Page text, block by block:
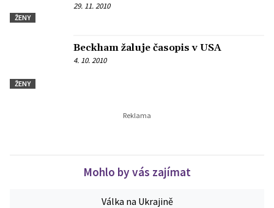
ŽENY
29. 11. 2010
ŽENY
Beckham žaluje časopis v USA
4. 10. 2010
Mohlo by vás zajímat
Válka na Ukrajině